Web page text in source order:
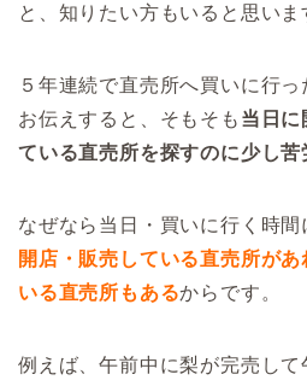
と、知りたい方もいると思いま
５年連続で直売所へ買いに行
お伝えすると、そもそも 当日に
ている直売所を探すのに少し苦
なぜなら当日・買いに行く時間
開店・販売している直売所が
いる直売所もあるからです。
例えば、午前中に梨が完売し